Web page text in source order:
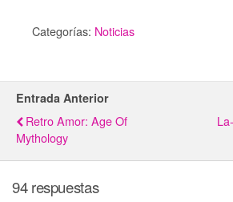
Categorías: Noticias
Entrada Anterior
Retro Amor: Age Of
Mythology
94 respuestas